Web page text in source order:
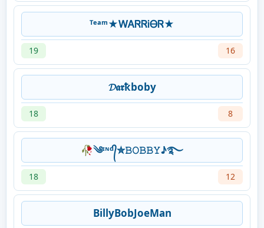
ᵀᵉᵃᵐ★ᎳᎪᏒᏒᎥᎾᏒ★
19 16
𝓓𝖆𝖗ҟboby
18 8
🥀༄ᶦᶰᵈ᭄✮𝙱𝙾𝙱𝙱𝚈♪࿐
18 12
BillyBobJoeMan